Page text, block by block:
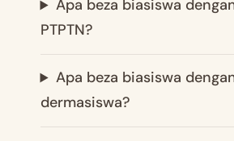
Apa beza biasiswa
PTPTN?
Apa beza biasiswa
dermasiswa?